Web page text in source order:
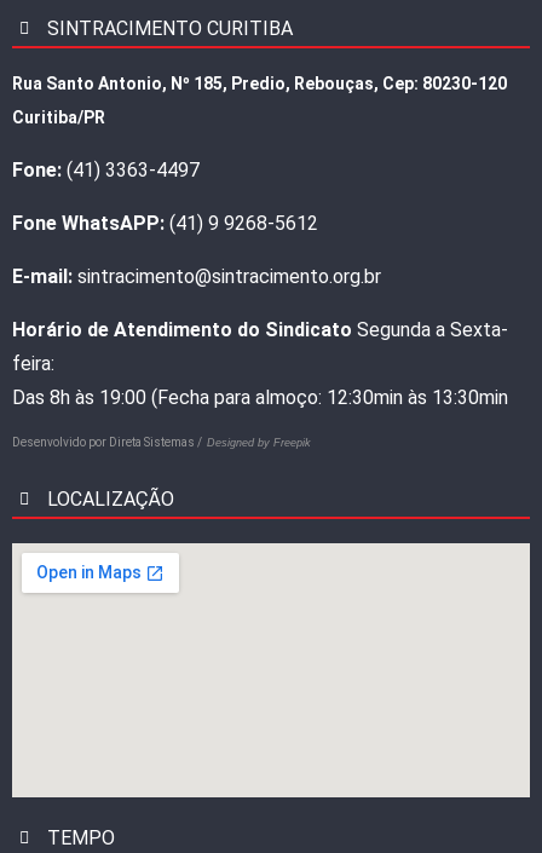
SINTRACIMENTO CURITIBA
Rua Santo Antonio, Nº 185, Predio, Rebouças, Cep: 80230-120
Curitiba/PR
Fone: (41) 3363-4497
Fone WhatsAPP: (41) 9 9268-5612
E-mail: sintracimento@sintracimento.org.br
Horário de Atendimento do Sindicato Segunda a Sexta-
feira:
Das 8h às 19:00 (Fecha para almoço: 12:30min às 13:30min
Desenvolvido por Direta Sistemas / Designed by Freepik
LOCALIZAÇÃO
TEMPO